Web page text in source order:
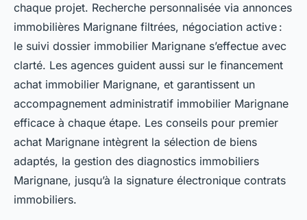
chaque projet. Recherche personnalisée via annonces
immobilières Marignane filtrées, négociation active :
le suivi dossier immobilier Marignane s’effectue avec
clarté. Les agences guident aussi sur le financement
achat immobilier Marignane, et garantissent un
accompagnement administratif immobilier Marignane
efficace à chaque étape. Les conseils pour premier
achat Marignane intègrent la sélection de biens
adaptés, la gestion des diagnostics immobiliers
Marignane, jusqu’à la signature électronique contrats
immobiliers.